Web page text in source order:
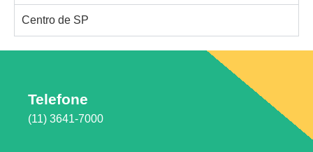
Centro de SP
Telefone
(11) 3641-7000